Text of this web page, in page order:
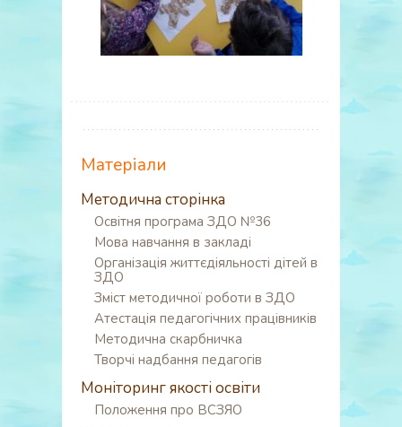
Матеріали
Методична сторінка
Освітня програма ЗДО №36
Мова навчання в закладі
Організація життєдіяльності дітей в
ЗДО
Зміст методичної роботи в ЗДО
Атестація педагогічних працівників
Методична скарбничка
Творчі надбання педагогів
Моніторинг якості освіти
Положення про ВСЗЯО